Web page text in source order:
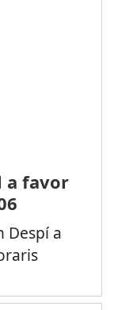
a favor
Despí a